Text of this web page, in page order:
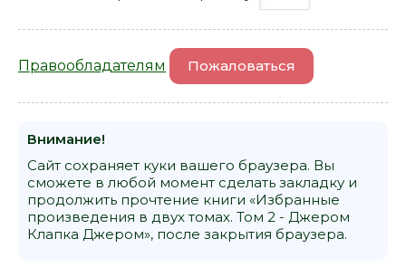
Правообладателям Пожаловаться
Внимание!
Сайт сохраняет куки вашего браузера. Вы
сможете в любой момент сделать закладку и
продолжить прочтение книги «Избранные
произведения в двух томах. Том 2 - Джером
Клапка Джером», после закрытия браузера.